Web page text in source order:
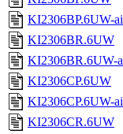
KI2306BP.6UW-
KI2306BR.6UW
KI2306BR.6UW-
KI2306CP.6UW
KI2306CP.6UW-
KI2306CR.6UW